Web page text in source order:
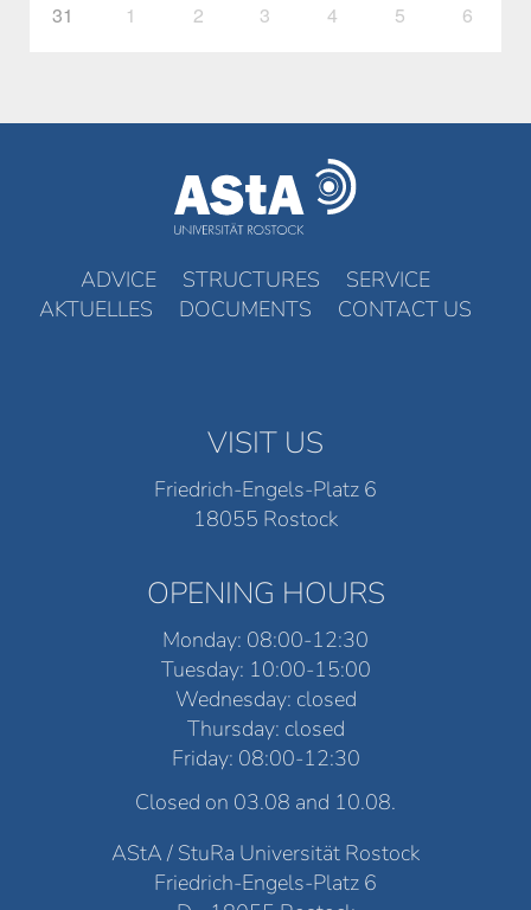
31 1 2 3 4 5 6
ADVICE STRUCTURES
SERVICE
AKTUELLES
DOCUMENTS CONTACT US
VISIT US
Friedrich-Engels-Platz 6
18055 Rostock
OPENING HOURS
Monday: 08:00-12:30
Tuesday: 10:00-15:00
Wednesday: closed
Thursday: closed
Friday: 08:00-12:30
Closed on 03.08 and 10.08.
AStA / StuRa Universität Rostock
Friedrich-Engels-Platz 6